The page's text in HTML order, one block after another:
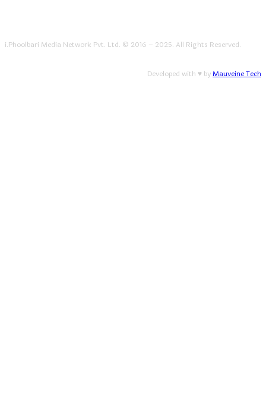
i.Phoolbari Media Network Pvt. Ltd. © 2016 – 2025. All Rights Reserved.
Developed with ♥ byMauveine Tech